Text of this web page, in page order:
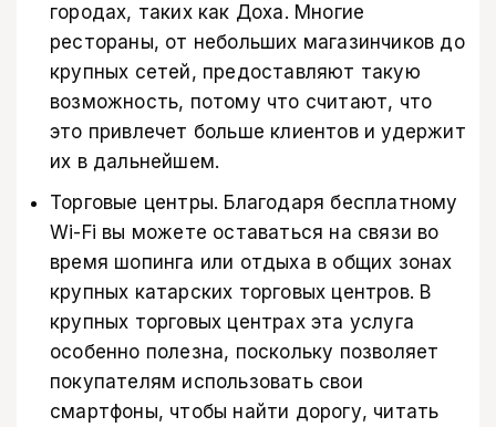
городах, таких как Доха. Многие
рестораны, от небольших магазинчиков до
крупных сетей, предоставляют такую
возможность, потому что считают, что
это привлечет больше клиентов и удержит
их в дальнейшем.
Торговые центры. Благодаря бесплатному
Wi-Fi вы можете оставаться на связи во
время шопинга или отдыха в общих зонах
крупных катарских торговых центров. В
крупных торговых центрах эта услуга
особенно полезна, поскольку позволяет
покупателям использовать свои
смартфоны, чтобы найти дорогу, читать